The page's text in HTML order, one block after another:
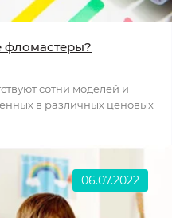
фломастеры?
сотни моделей и
в различных ценовых
06.07.2022